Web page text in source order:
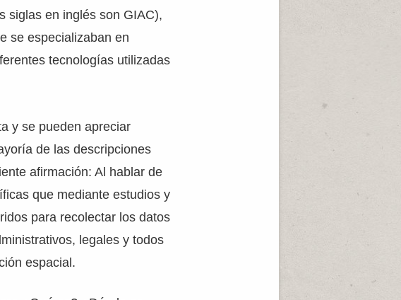
siglas en inglés son GIAC),
se especializaban en
tecnologías utilizadas
y se pueden apreciar
de las descripciones
afirmación: Al hablar de
que mediante estudios y
para recolectar los datos
legales y todos
espacial.